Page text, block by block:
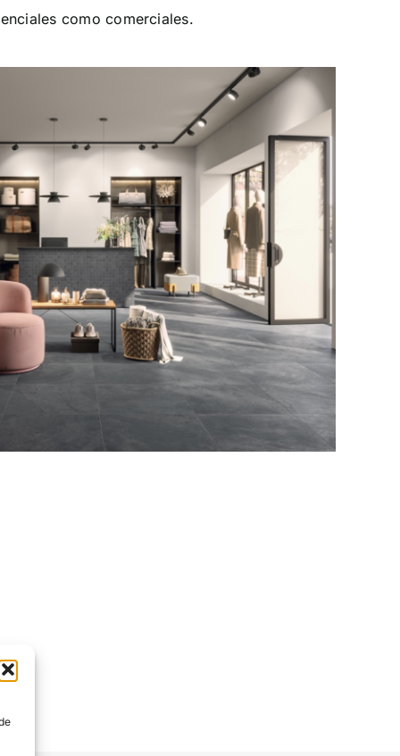
como comerciales.